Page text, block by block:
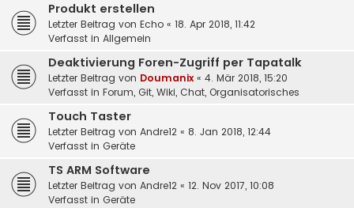
Produkt erstellen
Letzter Beitrag von Echo « 18. Apr 2018, 11:42
Verfasst in Allgemein
Deaktivierung Foren-Zugriff per Tapatalk
Letzter Beitrag von Doumanix « 4. Mär 2018, 15:20
Verfasst in Forum, Git, Wiki, Chat, Organisatorisches
Touch Taster
Letzter Beitrag von Andre12 « 8. Jan 2018, 12:44
Verfasst in Geräte
TS ARM Software
Letzter Beitrag von Andre12 « 12. Nov 2017, 10:08
Verfasst in Geräte